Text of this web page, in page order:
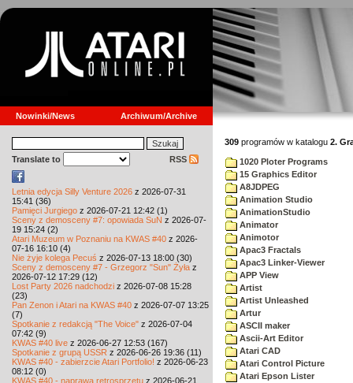
Nowinki/News Archiwum/Archive
Translate to RSS
Letnia edycja Silly Venture 2026 z 2026-07-31
15:41 (36)
Pamięci Jurgiego z 2026-07-21 12:42 (1)
Sceny z demosceny #7: opowiada SuN z 2026-07-
19 15:24 (2)
Atari Muzeum w Poznaniu na KWAS #40 z 2026-
07-16 16:10 (4)
Nie żyje kolega Pecuś z 2026-07-13 18:00 (30)
Sceny z demosceny #7 - Grzegorz "Sun" Żyła z
2026-07-12 17:29 (12)
Lost Party 2026 nadchodzi z 2026-07-08 15:28
(23)
Pan Zenon i Atari na KWAS #40 z 2026-07-07 13:25
(7)
Spotkanie z redakcją "The Voice" z 2026-07-04
07:42 (9)
KWAS #40 live z 2026-06-27 12:53 (167)
Spotkanie z grupą USSR z 2026-06-26 19:36 (11)
KWAS #40 - zabierzcie Atari Portfolio! z 2026-06-23
08:12 (0)
KWAS #40 - naprawa retrosprzętu z 2026-06-21
309 programów w katalogu 2.
1020 Ploter Programs
15 Graphics Editor
A8JDPEG
Animation Studio
AnimationStudio
Animator
Animotor
Apac3 Fractals
Apac3 Linker-Viewer
APP View
Artist
Artist Unleashed
Artur
ASCII maker
Ascii-Art Editor
Atari CAD
Atari Control Picture
Atari Epson Lister